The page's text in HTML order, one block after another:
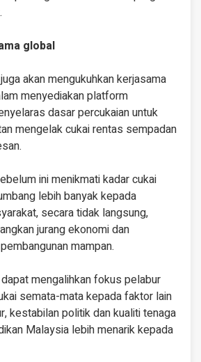
global
akan mengukuhkan kerjasama
menyediakan platform
dasar percukaian untuk
mengelak cukai rentas sempadan
ini menikmati kadar cukai
lebih banyak kepada
secara tidak langsung,
jurang ekonomi dan
mampan.
mengalihkan fokus pelabur
semata-mata kepada faktor lain
kestabilan politik dan kualiti tenaga
Malaysia lebih menarik kepada